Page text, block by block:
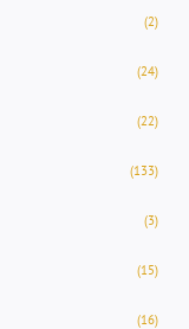
(2)
(24)
(22)
(133)
(3)
(15)
(16)